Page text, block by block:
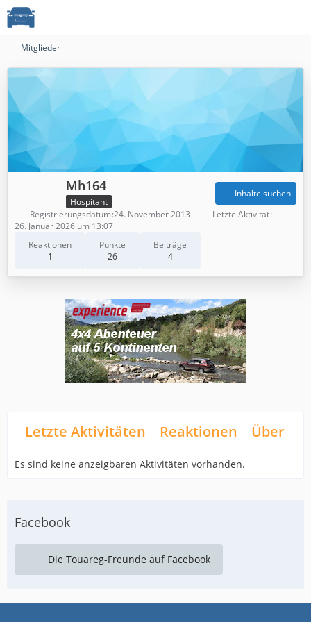
Mitglieder
Mh164
Hospitant
Reaktionen
1
Punkte
26
Beiträge
4
Inhalte suchen
Registrierungsdatum 24. November 2013
Letzte Aktivität
26. Januar 2026 um 13:07
Letzte Aktivitäten Reaktionen Über
Es sind keine anzeigbaren Aktivitäten vorhanden.
Facebook
Die Touareg-Freunde auf Facebook